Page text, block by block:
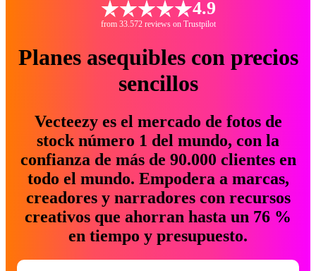
4.9
from 33.572 reviews on Trustpilot
Planes asequibles con precios
sencillos
Vecteezy es el mercado de fotos de
stock número 1 del mundo, con la
confianza de más de 90.000 clientes en
todo el mundo. Empodera a marcas,
creadores y narradores con recursos
creativos que ahorran hasta un 76 %
en tiempo y presupuesto.